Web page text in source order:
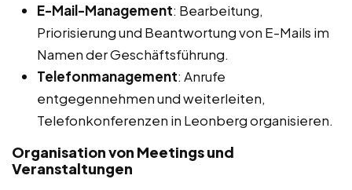
E-Mail-Management: Bearbeitung,
Priorisierung und Beantwortung von E-Mails im
Namen der Geschäftsführung.
Telefonmanagement: Anrufe
entgegennehmen und weiterleiten,
Telefonkonferenzen in Leonberg organisieren.
Organisation von Meetings und
Veranstaltungen